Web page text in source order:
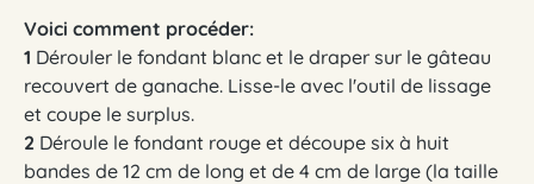
Voici comment procéder:
1 Dérouler le fondant blanc et le draper sur le gâteau
recouvert de ganache. Lisse-le avec l'outil de lissage
et coupe le surplus.
2 Déroule le fondant rouge et découpe six à huit
bandes de 12 cm de long et de 4 cm de large (la taille